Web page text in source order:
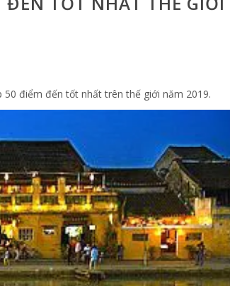
điểm đến tốt nhất trên thế giới năm 2019.